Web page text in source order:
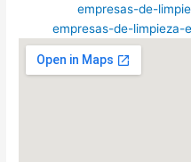
empresas-de-
empresas-de-limpieza-